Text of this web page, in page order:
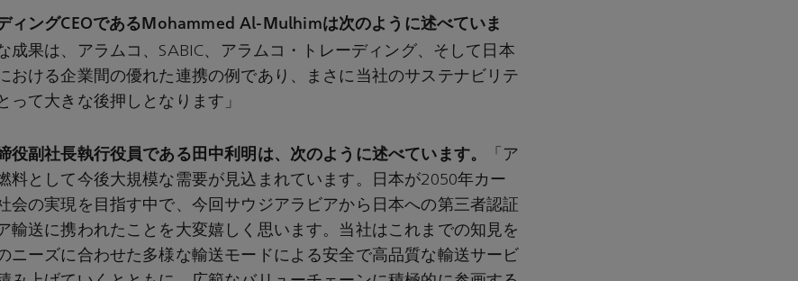
ィングCEOであるMohammed Al-Mulhimは次のように述べていま
成果は、アラムコ、SABIC、アラムコ・トレーディング、そして日本
おける企業間の優れた連携の例であり、まさに当社のサステナビリテ
って大きな後押しとなります」
役副社長執行役員である田中利明は、次のように述べています。
「ア
料として今後大規模な需要が見込まれています。日本が2050年カー
会の実現を目指す中で、今回サウジアラビアから日本への第三者認証
輸送に携われたことを大変嬉しく思います。当社はこれまでの知見を
ニーズに合わせた多様な輸送モードによる安全で高品質な輸送サービ